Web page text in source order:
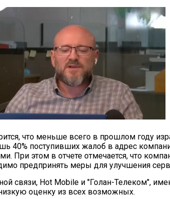
что меньше всего в прошлом году
40% поступивших жалоб в адрес
При этом в отчете отмечается, что
предпринять меры для улучшения
связи, Hot Mobile и "Голан-Телеком",
оценку из всех возможных.